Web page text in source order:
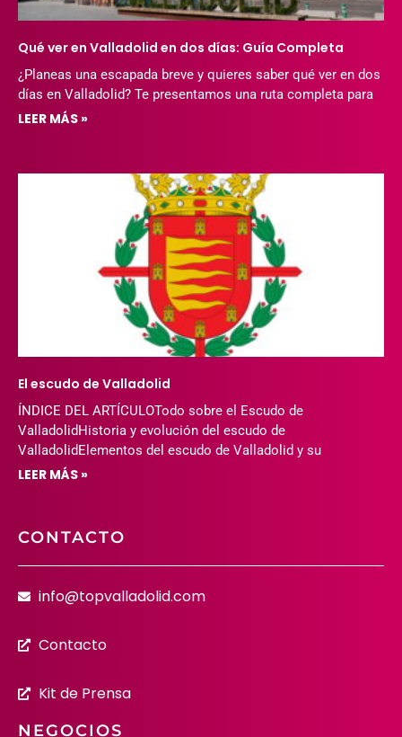
Qué ver en Valladolid en dos días: Guía Completa
¿Planeas una escapada breve y quieres saber qué ver en dos
días en Valladolid? Te presentamos una ruta completa para
LEER MÁS »
El escudo de Valladolid
ÍNDICE DEL ARTÍCULOTodo sobre el Escudo de
ValladolidHistoria y evolución del escudo de
ValladolidElementos del escudo de Valladolid y su
LEER MÁS »
CONTACTO
info@topvalladolid.com
Contacto
Kit de Prensa
NEGOCIOS